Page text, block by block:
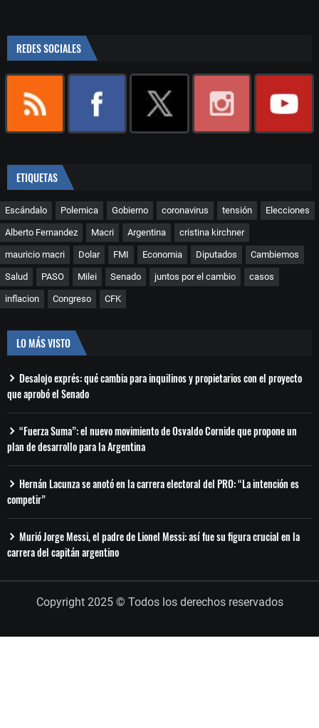
REDES SOCIALES
ETIQUETAS
Escándalo Polemica Gobierno coronavirus tensión Elecciones
Alberto Fernandez Macri Argentina cristina kirchner
mauricio macri Dolar FMI Economia Diputados Cambiemos
Salud PASO Milei Senado juntos por el cambio casos
inflacion Congreso CFK
LO MÁS VISTO
Desalojo exprés: qué cambia para inquilinos y propietarios con el proyecto
que aprobó el Senado
“Fuerza Suma”: el nuevo movimiento de Osvaldo Cornide que propone un
plan de desarrollo para la Argentina
Hernán Lacunza se anotó en la carrera electoral del PRO: “La intención es
competir”
Murió Jorge Messi, el padre de Lionel Messi: así fue su figura crucial en la
carrera del capitán argentino
Copyright 2025 © Todos los derechos reservados